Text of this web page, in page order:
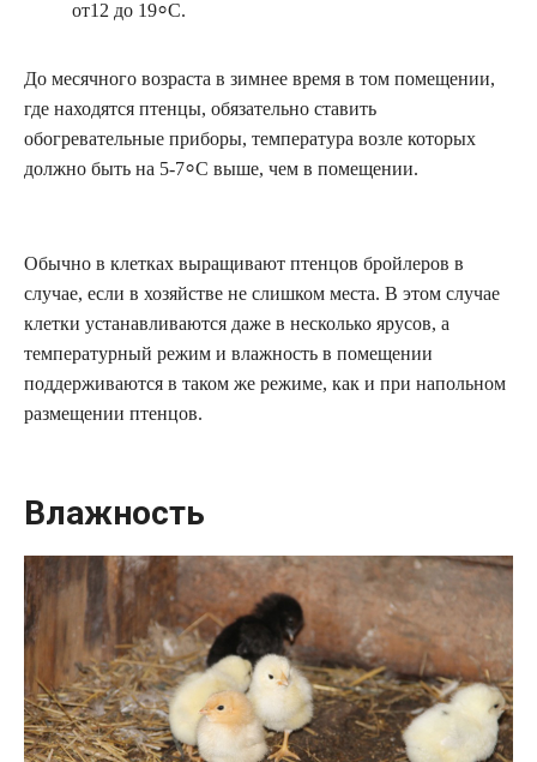
от12 до 19⸰С.
До месячного возраста в зимнее время в том помещении,
где находятся птенцы, обязательно ставить
обогревательные приборы, температура возле которых
должно быть на 5-7⸰С выше, чем в помещении.
Обычно в клетках выращивают птенцов бройлеров в
случае, если в хозяйстве не слишком места. В этом случае
клетки устанавливаются даже в несколько ярусов, а
температурный режим и влажность в помещении
поддерживаются в таком же режиме, как и при напольном
размещении птенцов.
Влажность